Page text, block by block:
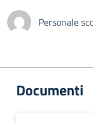
Personale
Documenti